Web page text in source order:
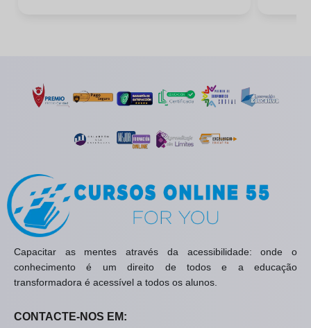
Capacitar as mentes através da acessibilidade: onde o
conhecimento é um direito de todos e a educação
transformadora é acessível a todos os alunos.
CONTACTE-NOS EM: